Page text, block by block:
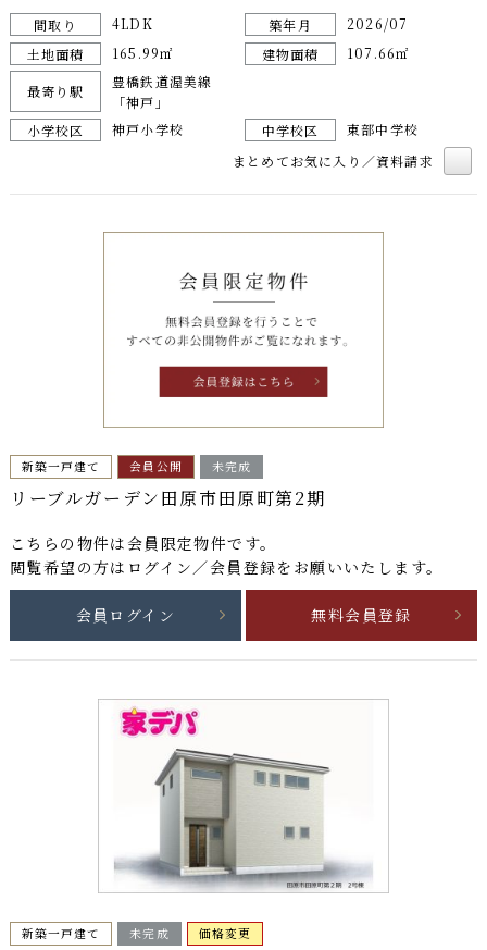
間取り 4LDK 築年月
2026/07
土地面積
165.99㎡ 建物面積 107.66㎡
最寄り駅
豊橋鉄道渥美線
「神戸」
小学校区
神戸小学校 中学校区
東部中学校
まとめてお気に入り／資料請求
新築一戸建て 会員公開 未完成
リーブルガーデン田原市田原町第2期
こちらの物件は 会員限定物件です。
閲覧希望の方はログイン／会員登録をお願いいたします。
会員ログイン 無料会員登録
新築一戸建て 未完成 価格変更